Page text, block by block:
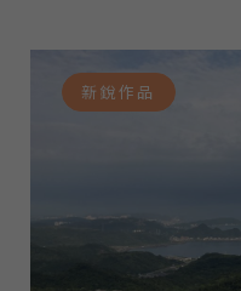
裁罰，引起全國注
質詢時使用尖銳的
容，資訊是從哪裡
詢的不同形式，包
新銳作品